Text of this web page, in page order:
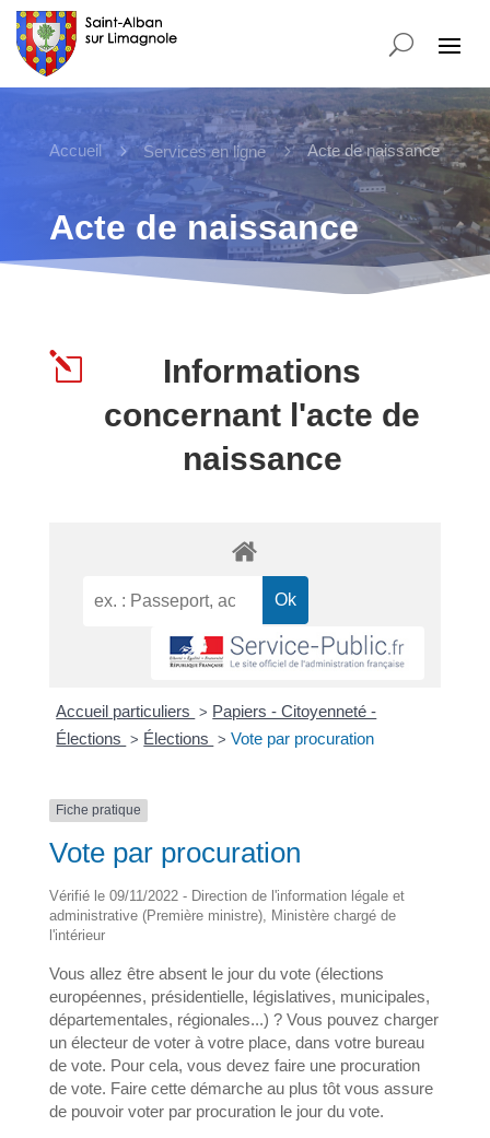
Accueil 5 Services en ligne 5 Acte de naissance
Acte de naissance
l
Informations
concernant l'acte de
naissance
Accueil particuliers > Papiers - Citoyenneté -
Élections > Élections > Vote par procuration
Fiche pratique
Vote par procuration
Vérifié le 09/11/2022 - Direction de l'information légale et
administrative (Première ministre), Ministère chargé de
l'intérieur
Vous allez être absent le jour du vote (élections
européennes, présidentielle, législatives, municipales,
départementales, régionales...) ? Vous pouvez charger
un électeur de voter à votre place, dans votre bureau
de vote. Pour cela, vous devez faire une procuration
de vote. Faire cette démarche au plus tôt vous assure
de pouvoir voter par procuration le jour du vote.